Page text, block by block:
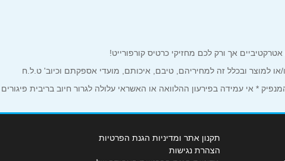
או למוצר ובכלל זה למחיריהם, טיבם, איכותם, מועדי אספקתם וכיוב' ט.ל.ח
* אי עמידה בפירעון ההלוואה או האשראי עלולה לגרור חיוב בריבית פיגורים
תקנון אתר ומדיניות הגנת הפרטיות
הצהרת נגישות